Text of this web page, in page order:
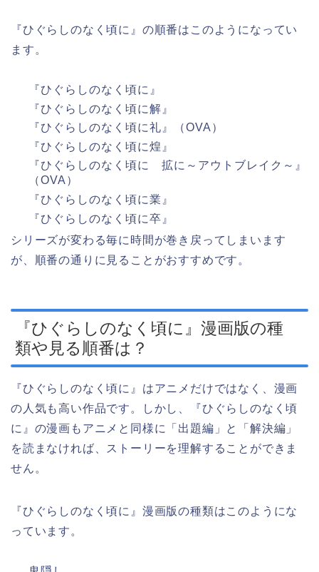
『ひぐらしのなく頃に』の順番はこのようになってい
ます。
『ひぐらしのなく頃に』
『ひぐらしのなく頃に解』
『ひぐらしのなく頃に礼』（OVA）
『ひぐらしのなく頃に煌』
『ひぐらしのなく頃に 拡に～アウトブレイク～』
（OVA）
『ひぐらしのなく頃に業』
『ひぐらしのなく頃に卒』
シリーズが変わる毎に時間が巻き戻ってしまいます
が、順番の通りに見ることがおすすめです。
『ひぐらしのなく頃に』漫画版の種
類や見る順番は？
『ひぐらしのなく頃に』はアニメだけではなく、漫画
の人気も高い作品です。しかし、『ひぐらしのなく頃
に』の漫画もアニメと同様に「出題編」と「解決編」
を読まなければ、ストーリーを理解することができま
せん。
『ひぐらしのなく頃に』漫画版の種類はこのようにな
っています。